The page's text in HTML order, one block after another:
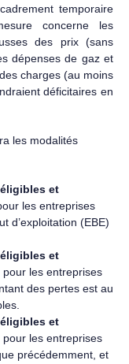
temporaire
concerne les
des prix (sans
dépenses de gaz et
charges (au moins
déficitaires en
les modalités
et
les entreprises
d’exploitation (EBE)
et
pour les entreprises
des pertes est au
et
pour les entreprises
précédemment, et